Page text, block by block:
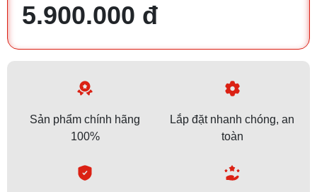
5.900.000 đ
Sản phẩm chính hãng
100%
Lắp đặt nhanh chóng, an
toàn